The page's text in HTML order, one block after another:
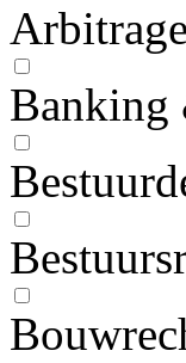
Arbitrage
Banking